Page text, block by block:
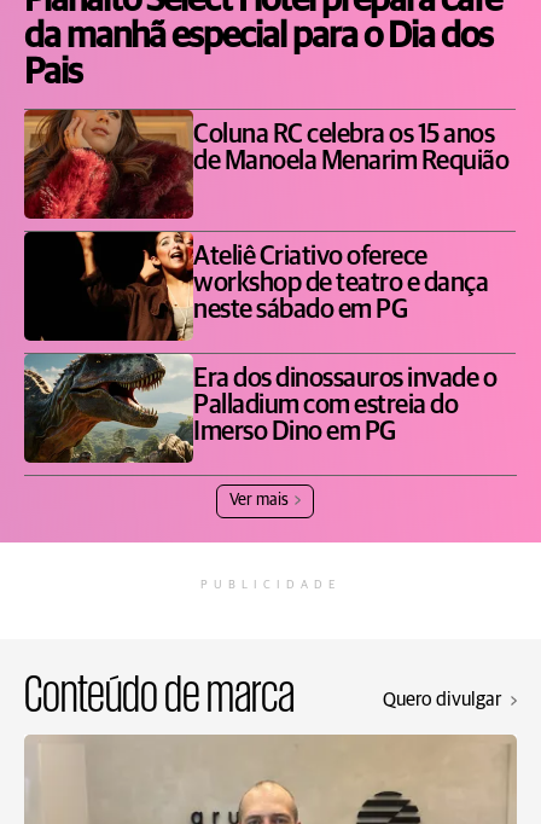
da manhã especial para o Dia dos
Pais
Coluna RC celebra os 15 anos
de Manoela Menarim Requião
Ateliê Criativo oferece
workshop de teatro e dança
neste sábado em PG
Era dos dinossauros invade o
Palladium com estreia do
Imerso Dino em PG
Ver mais
PUBLICIDADE
Conteúdo de marca Quero divulgar